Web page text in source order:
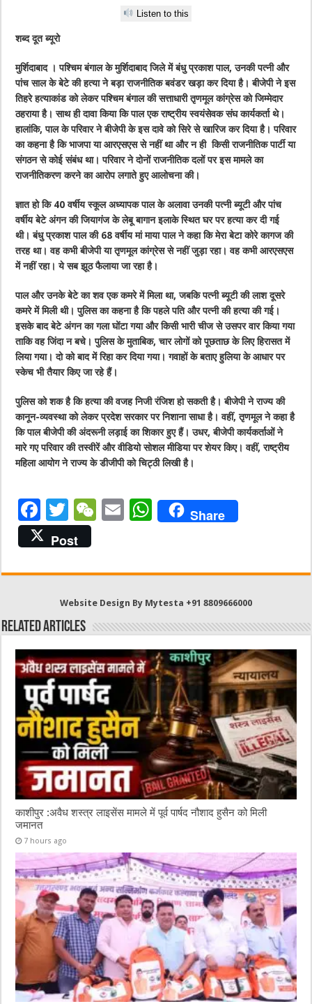
Listen to this
शब्द दूत ब्यूरो
मुर्शिदाबाद । पश्चिम बंगाल के मुर्शिदाबाद जिले में बंधु प्रकाश पाल, उनकी पत्नी और
पांच साल के बेटे की हत्या ने बड़ा राजनीतिक बवंडर खड़ा कर दिया है। बीजेपी ने इस
तिहरे हत्याकांड को लेकर पश्चिम बंगाल की सत्ताधारी तृणमूल कांग्रेस को जिम्मेदार
ठहराया है। साथ ही दावा किया कि पाल एक राष्ट्रीय स्वयंसेवक संघ कार्यकर्ता थे।
हालांकि, पाल के परिवार ने बीजेपी के इस दावे को सिरे से खारिज कर दिया है। परिवार
का कहना है कि भाजपा या आरएसएस से नहीं था और न ही किसी राजनीतिक पार्टी या
संगठन से कोई संबंध था। परिवार ने दोनों राजनीतिक दलों पर इस मामले का
राजनीतिकरण करने का आरोप लगाते हुए आलोचना की।
ज्ञात हो कि 40 वर्षीय स्कूल अध्यापक पाल के अलावा उनकी पत्नी ब्यूटी और पांच
वर्षीय बेटे अंगन की जियागंज के लेबू बागान इलाके स्थित घर पर हत्या कर दी गई
थी। बंधु प्रकाश पाल की 68 वर्षीय मां माया पाल ने कहा कि मेरा बेटा कोरे कागज की
तरह था। वह कभी बीजेपी या तृणमूल कांग्रेस से नहीं जुड़ा रहा। वह कभी आरएसएस
में नहीं रहा। ये सब झूठ फैलाया जा रहा है।
पाल और उनके बेटे का शव एक कमरे में मिला था, जबकि पत्नी ब्यूटी की लाश दूसरे
कमरे में मिली थी। पुलिस का कहना है कि पहले पति और पत्नी की हत्या की गई।
इसके बाद बेटे अंगन का गला घोंटा गया और किसी भारी चीज से उसपर वार किया गया
ताकि वह जिंदा न बचे। पुलिस के मुताबिक, चार लोगों को पूछताछ के लिए हिरासत में
लिया गया। दो को बाद में रिहा कर दिया गया। गवाहों के बताए हुलिया के आधार पर
स्केच भी तैयार किए जा रहे हैं।
पुलिस को शक है कि हत्या की वजह निजी रंजिश हो सकती है। बीजेपी ने राज्य की
कानून-व्यवस्था को लेकर प्रदेश सरकार पर निशाना साधा है। वहीं, तृणमूल ने कहा है
कि पाल बीजेपी की अंदरूनी लड़ाई का शिकार हुए हैं। उधर, बीजेपी कार्यकर्ताओं ने
मारे गए परिवार की तस्वीरें और वीडियो सोशल मीडिया पर शेयर किए। वहीं, राष्ट्रीय
महिला आयोग ने राज्य के डीजीपी को चिट्ठी लिखी है।
F
a
c
e
o
o
k
T
w
it
te
r
W
h
at
E
l
W
s
A
p
p
Share
Post
Website Design By Mytesta +91 8809666000
Related Articles
काशीपुर :अवैध शस्त्र लाइसेंस मामले में पूर्व पार्षद नौशाद हुसैन को मिली
जमानत
7 hours ago